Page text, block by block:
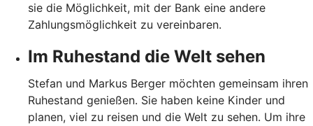
sie die Möglichkeit, mit der Bank eine andere
Zahlungsmöglichkeit zu vereinbaren.
Im Ruhestand die Welt sehen
Stefan und Markus Berger möchten gemeinsam ihren
Ruhestand genießen. Sie haben keine Kinder und
planen, viel zu reisen und die Welt zu sehen. Um ihre